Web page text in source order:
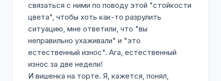
связаться с ними по поводу этой "стойкости
цвета", чтобы хоть как-то разрулить
ситуацию, мне ответили, что "вы
неправильно ухаживали" и "это
естественный износ". Ага, естественный
износ за две недели!
И вишенка на торте. Я, кажется, понял,